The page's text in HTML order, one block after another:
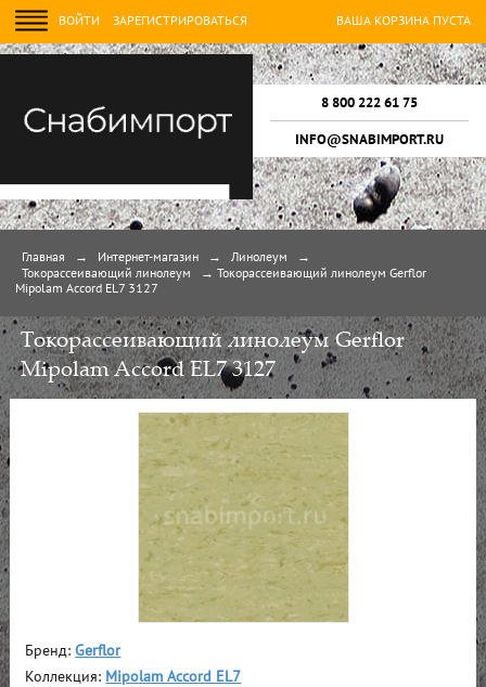
ВОЙТИ ЗАРЕГИСТРИРОВАТЬСЯ ВАША КОРЗИНА ПУСТА
8 800 222 61 75
INFO@SNABIMPORT.RU
Главная → Интернет-магазин → Линолеум
→
Токорассеивающий линолеум
→
Токорассеивающий линолеум Gerflor
Mipolam Accord EL7 3127
Токорассеивающий линолеум Gerflor
Mipolam Accord EL7 3127
Бренд:Gerflor
Коллекция: Mipolam Accord EL7